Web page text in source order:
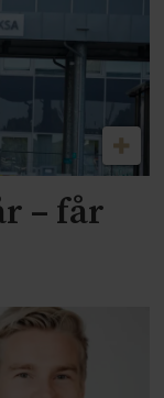
– får